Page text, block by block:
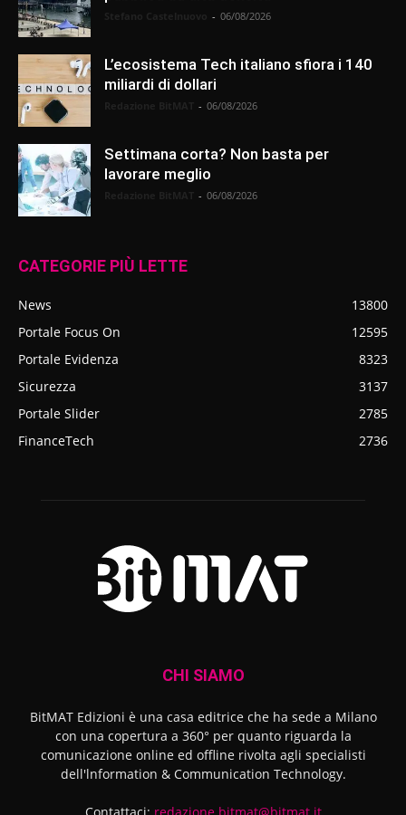
- 06/08/2026
L’ecosistema Tech italiano sfiora i 140
miliardi di dollari
- 06/08/2026
Settimana corta? Non basta per
lavorare meglio
- 06/08/2026
CATEGORIE PIÙ LETTE
News
13800
Portale Focus On
12595
Portale Evidenza
8323
Sicurezza
3137
Portale Slider
2785
FinanceTech
2736
CHI SIAMO
BitMAT Edizioni è una casa editrice che ha sede a Milano
con una copertura a 360° per quanto riguarda la
comunicazione online ed offline rivolta agli specialisti
dell'lnformation & Communication Technology.